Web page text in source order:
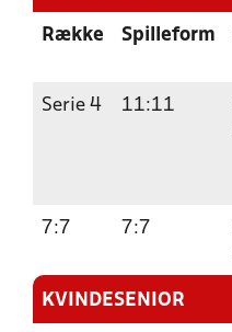
Række Spilleform
Serie 4 11:11
7:7 7:7
KVINDESENIOR